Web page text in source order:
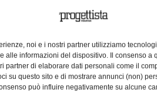
noi e i nostri partner utilizziamo
alle informazioni del dispositivo. Il consenso a
partner di elaborare dati personali come il
su questo sito e di mostrare annunci (non)
può influire negativamente su alcune